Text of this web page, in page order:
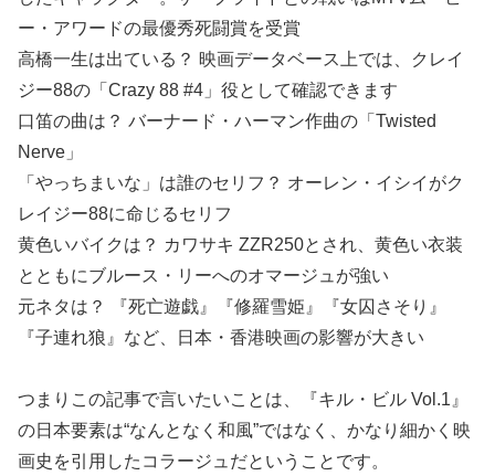
ー・アワードの最優秀死闘賞を受賞
高橋一生は出ている？ 映画データベース上では、クレイ
ジー88の「Crazy 88 #4」役として確認できます
口笛の曲は？ バーナード・ハーマン作曲の「Twisted
Nerve」
「やっちまいな」は誰のセリフ？ オーレン・イシイがク
レイジー88に命じるセリフ
黄色いバイクは？ カワサキ ZZR250とされ、黄色い衣装
とともにブルース・リーへのオマージュが強い
元ネタは？ 『死亡遊戯』『修羅雪姫』『女囚さそり』
『子連れ狼』など、日本・香港映画の影響が大きい
つまりこの記事で言いたいことは、『キル・ビル Vol.1』
の日本要素は“なんとなく和風”ではなく、かなり細かく映
画史を引用したコラージュだということです。